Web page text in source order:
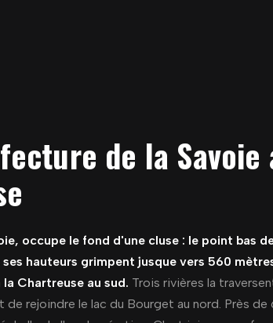
de la Savoie
occupe le fond d'une cluse : le point bas
hauteurs grimpent jusque vers 560
Chartreuse au sud. Trois rivières la
de rejoindre le lac du Bourget au nord. Près